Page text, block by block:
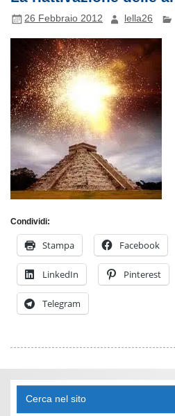
26 Febbraio 2012 lella26
Condividi:
Stampa Facebook
LinkedIn Pinterest
Telegram
Cerca nel sito